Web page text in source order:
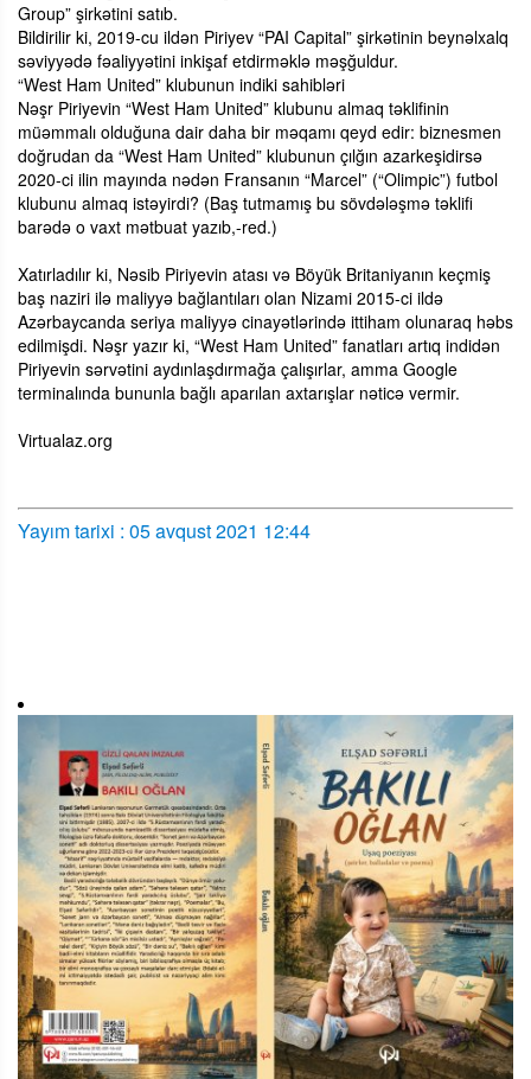
Group” şirkətini satıb.
Bildirilir ki, 2019-cu ildən Piriyev “PAI Capital” şirkətinin beynəlxalq
səviyyədə fəaliyyətini inkişaf etdirməklə məşğuldur.
“West Ham United” klubunun indiki sahibləri
Nəşr Piriyevin “West Ham United” klubunu almaq təklifinin
müəmmalı olduğuna dair daha bir məqamı qeyd edir: biznesmen
doğrudan da “West Ham United” klubunun çılğın azarkeşidirsə
2020-ci ilin mayında nədən Fransanın “Marcel” (“Olimpic”) futbol
klubunu almaq istəyirdi? (Baş tutmamış bu sövdələşmə təklifi
barədə o vaxt mətbuat yazıb,-red.)
Xatırladılır ki, Nəsib Piriyevin atası və Böyük Britaniyanın keçmiş
baş naziri ilə maliyyə bağlantıları olan Nizami 2015-ci ildə
Azərbaycanda seriya maliyyə cinayətlərində ittiham olunaraq həbs
edilmişdi. Nəşr yazır ki, “West Ham United” fanatları artıq indidən
Piriyevin sərvətini aydınlaşdırmağa çalışırlar, amma Google
terminalında bununla bağlı aparılan axtarışlar nəticə vermir.
Virtualaz.org
Yayım tarixi : 05 avqust 2021 12:44